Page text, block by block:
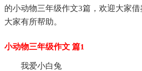
的小动物三年级作文3篇，欢迎大家
大家有所帮助。
小动物三年级作文 篇1
我爱小白兔